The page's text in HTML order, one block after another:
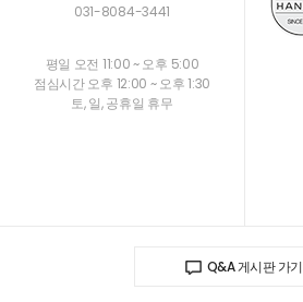
031-8084-3441
평일 오전 11:00 ~ 오후 5:00
점심시간 오후 12:00 ~ 오후 1:30
토, 일, 공휴일 휴무
Q&A 게시판 가기